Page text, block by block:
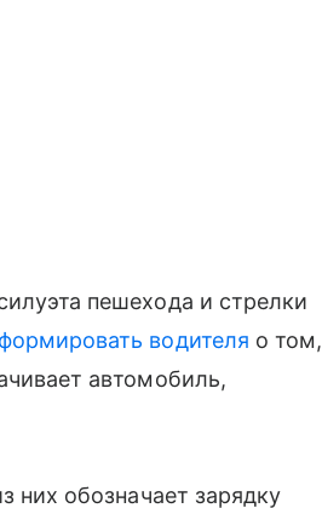
пешехода и стрелки
водителя о том,
автомобиль,
них обозначает зарядку